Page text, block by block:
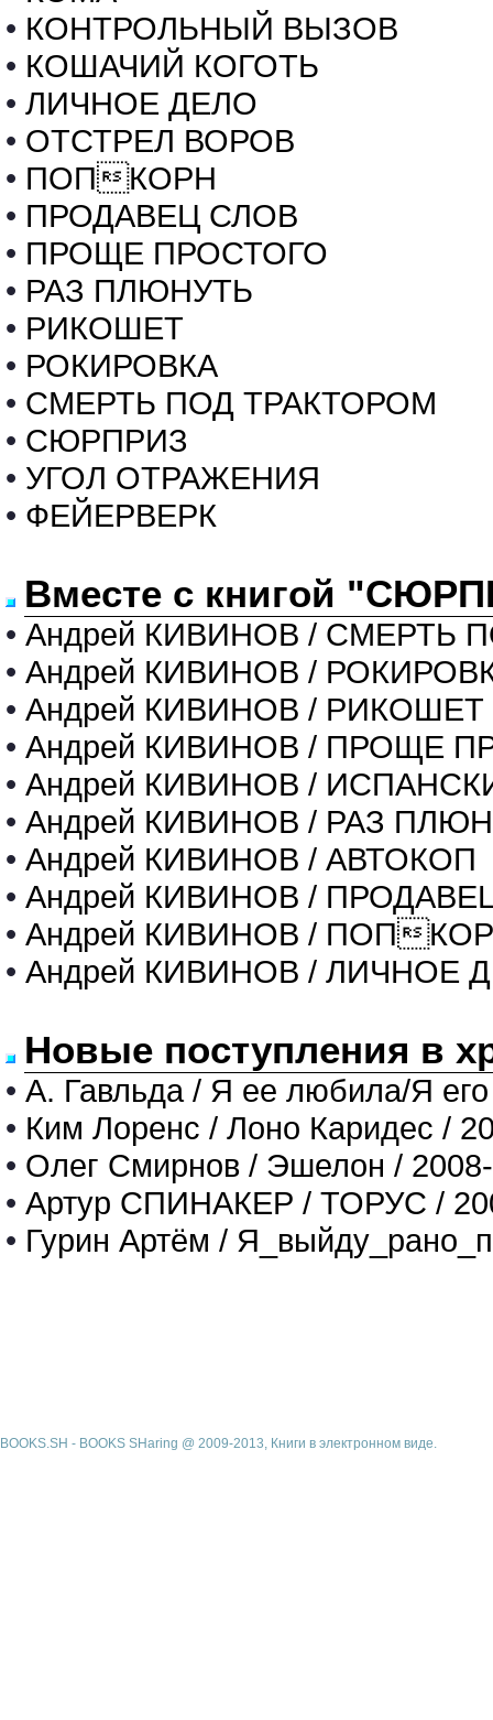
• КОНТРОЛЬНЫЙ ВЫЗОВ
• КОШАЧИЙ КОГОТЬ
• ЛИЧНОЕ ДЕЛО
• ОТСТРЕЛ ВОРОВ
• ПОПКОРН
• ПРОДАВЕЦ СЛОВ
• ПРОЩЕ ПРОСТОГО
• РАЗ ПЛЮНУТЬ
• РИКОШЕТ
• РОКИРОВКА
• СМЕРТЬ ПОД ТРАКТОРОМ
• СЮРПРИЗ
• УГОЛ ОТРАЖЕНИЯ
• ФЕЙЕРВЕРК
Вместе с книгой
• Андрей КИВИНОВ / СМЕРТЬ
• Андрей КИВИНОВ /
• Андрей КИВИНОВ / РИКОШЕТ
• Андрей КИВИНОВ / ПРОЩЕ
• Андрей КИВИНОВ /
• Андрей КИВИНОВ / РАЗ
• Андрей КИВИНОВ / АВТОКОП
• Андрей КИВИНОВ /
• Андрей КИВИНОВ / ПОП
• Андрей КИВИНОВ / ЛИЧНОЕ
Новые поступления в
• А. Гавльда / Я ее любила/Я
• Ким Лоренс / Лоно Каридес /
• Олег Смирнов / Эшелон /
• Артур СПИНАКЕР / ТОРУС /
• Гурин Артём /
BOOKS.SH - BOOKS SHaring @ 2009-2013, Книги в электронном виде.